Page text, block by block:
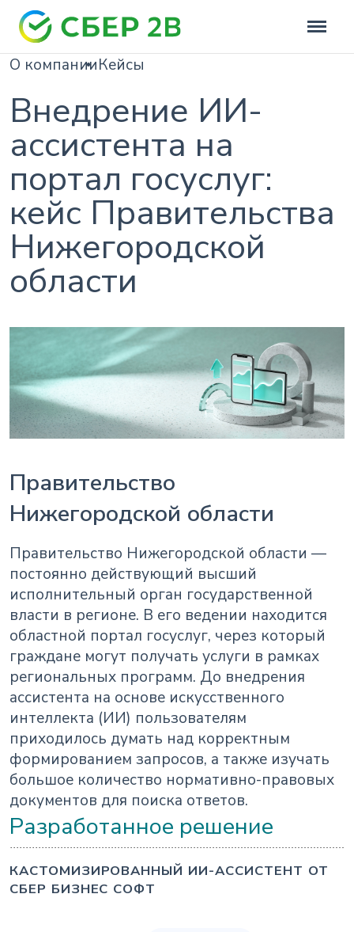
О компанииКейсы
Внедрение ИИ-
ассистента на
портал госуслуг:
кейс Правительства
Нижегородской
области
Правительство
Нижегородской области
Правительство Нижегородской области —
постоянно действующий высший
исполнительный орган государственной
власти в регионе. В его ведении находится
областной портал госуслуг, через который
граждане могут получать услуги в рамках
региональных программ. До внедрения
ассистента на основе искусственного
интеллекта (ИИ) пользователям
приходилось думать над корректным
формированием запросов, а также изучать
большое количество нормативно-правовых
документов для поиска ответов.
Разработанное решение
КАСТОМИЗИРОВАННЫЙ ИИ-АССИСТЕНТ ОТ
СБЕР БИЗНЕС СОФТ